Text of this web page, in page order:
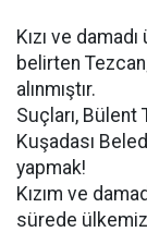
Kızı ve
belirten
alınmıştır.
Suçları, Bülent
Kuşadası
yapmak!
Kızım ve
sürede